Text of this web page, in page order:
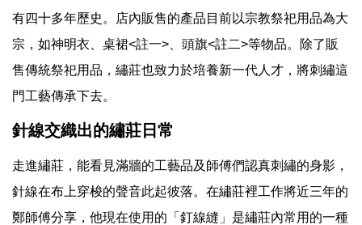
有四十多年歷史。店內販售的產品目前以宗教祭祀用品為大
宗，如神明衣、桌裙<註一>、頭旗<註二>等物品。除了販
售傳統祭祀用品，繡莊也致力於培養新一代人才，將刺繡這
門工藝傳承下去。
針線交織出的繡莊日常
走進繡莊，能看見滿牆的工藝品及師傅們認真刺繡的身影，
針線在布上穿梭的聲音此起彼落。在繡莊裡工作將近三年的
鄭師傅分享，他現在使用的「釘線縫」是繡莊內常用的一種